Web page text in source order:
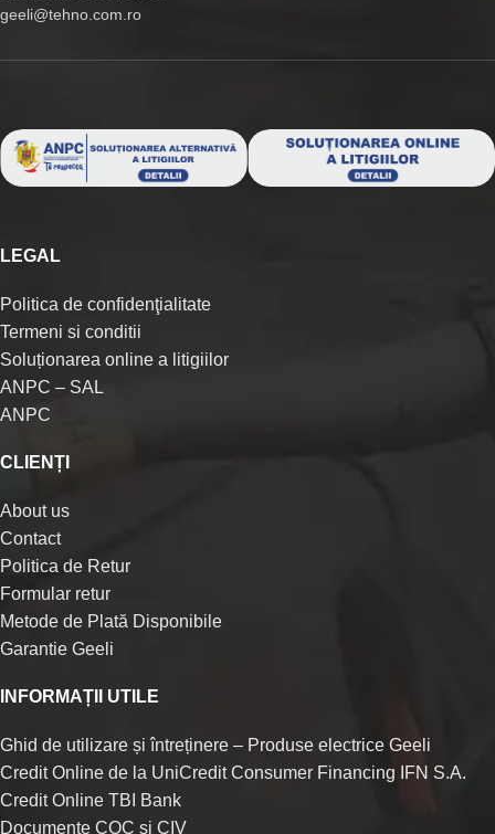
geeli@tehno.com.ro
LEGAL
Politica de confidenţialitate
Termeni si conditii
Soluționarea online a litigiilor
ANPC – SAL
ANPC
CLIENȚI
About us
Contact
Politica de Retur
Formular retur
Metode de Plată Disponibile
Garantie Geeli
INFORMAȚII UTILE
Ghid de utilizare și întreținere – Produse electrice Geeli
Credit Online de la UniCredit Consumer Financing IFN S.A.
Credit Online TBI Bank
Documente COC si CIV